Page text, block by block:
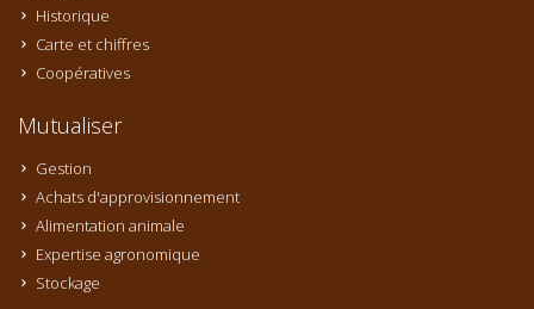
Historique
Carte et chiffres
Coopératives
Mutualiser
Gestion
Achats d'approvisionnement
Alimentation animale
Expertise agronomique
Stockage